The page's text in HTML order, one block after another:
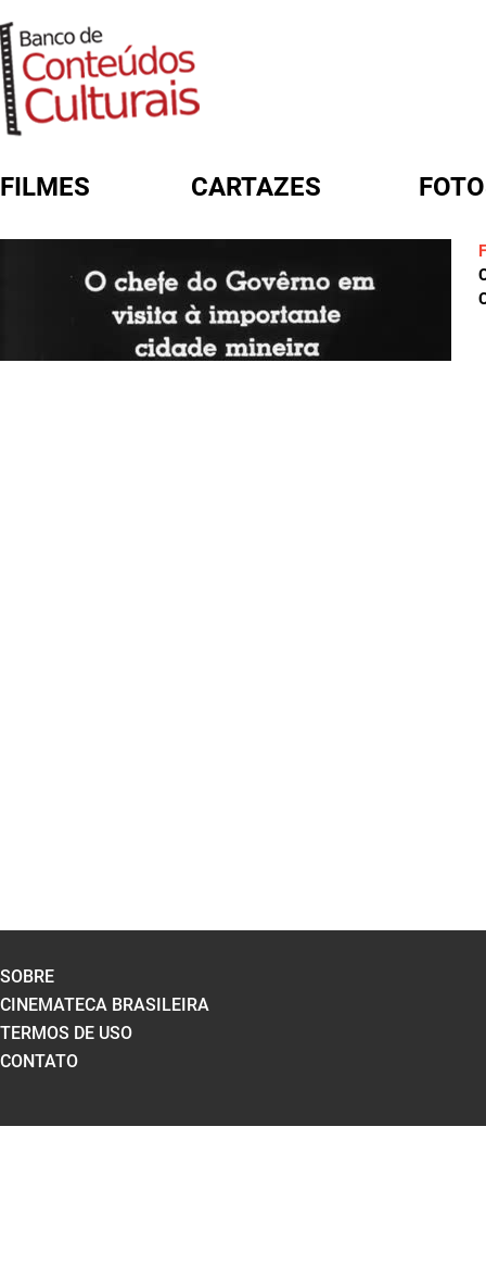
FILMES CARTAZES
SOBRE
CINEMATECA BRASILEIRA
TERMOS DE USO
CONTATO